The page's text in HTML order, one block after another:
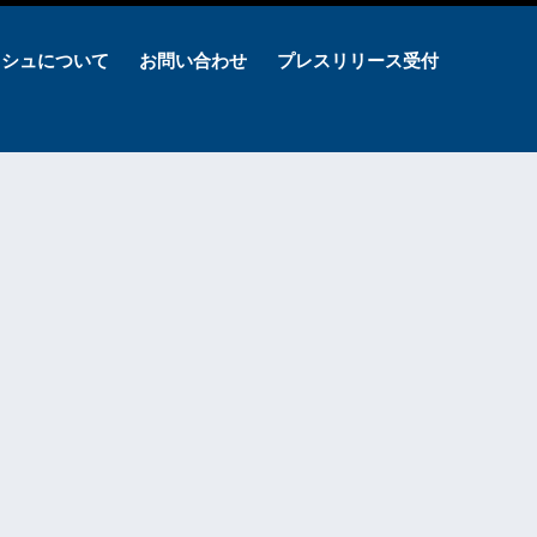
ュについて お問い合わせ プレスリリース受付